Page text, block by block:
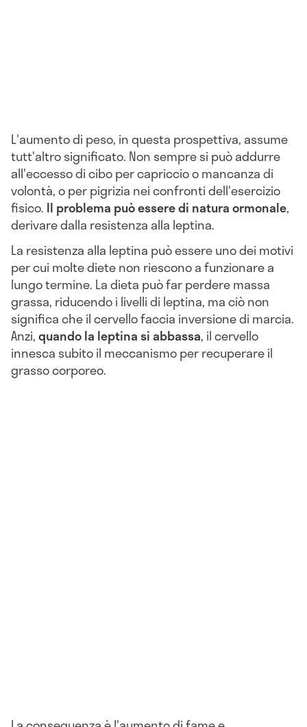
L'aumento di peso, in questa prospettiva, assume
tutt'altro significato. Non sempre si può addurre
all'eccesso di cibo per capriccio o mancanza di
volontà, o per pigrizia nei confronti dell'esercizio
fisico. Il problema può essere di natura ormonale,
derivare dalla resistenza alla leptina.
La resistenza alla leptina può essere uno dei motivi
per cui molte diete non riescono a funzionare a
lungo termine. La dieta può far perdere massa
grassa, riducendo i livelli di leptina, ma ciò non
significa che il cervello faccia inversione di marcia.
Anzi,quando la leptina si abbassa, il cervello
innesca subito il meccanismo per recuperare il
grasso corporeo.